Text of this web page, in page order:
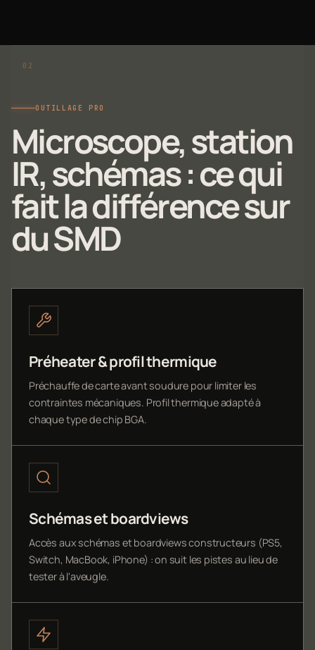
OUTILLAGE PRO
Microscope, station
IR, schémas : ce qui
fait la différence sur
du SMD
Préheater & profil thermique
Préchauffe de carte avant soudure pour limiter les
contraintes mécaniques. Profil thermique adapté à
chaque type de chip BGA.
Schémas et boardviews
Accès aux schémas et boardviews constructeurs (PS5,
Switch, MacBook, iPhone) : on suit les pistes au lieu de
tester à l'aveugle.